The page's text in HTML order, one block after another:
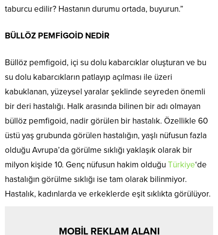
taburcu edilir? Hastanın durumu ortada, buyurun.”
BÜLLÖZ PEMFİGOİD NEDİR
Büllöz pemfigoid, içi su dolu kabarcıklar oluşturan ve bu
su dolu kabarcıkların patlayıp açılması ile üzeri
kabuklanan, yüzeysel yaralar şeklinde seyreden önemli
bir deri hastalığı. Halk arasında bilinen bir adı olmayan
büllöz pemfigoid, nadir görülen bir hastalık. Özellikle 60
üstü yaş grubunda görülen hastalığın, yaşlı nüfusun fazla
olduğu Avrupa’da görülme sıklığı yaklaşık olarak bir
milyon kişide 10. Genç nüfusun hakim olduğu Türkiye‘de
hastalığın görülme sıklığı ise tam olarak bilinmiyor.
Hastalık, kadınlarda ve erkeklerde eşit sıklıkta görülüyor.
MOBİL REKLAM ALANI